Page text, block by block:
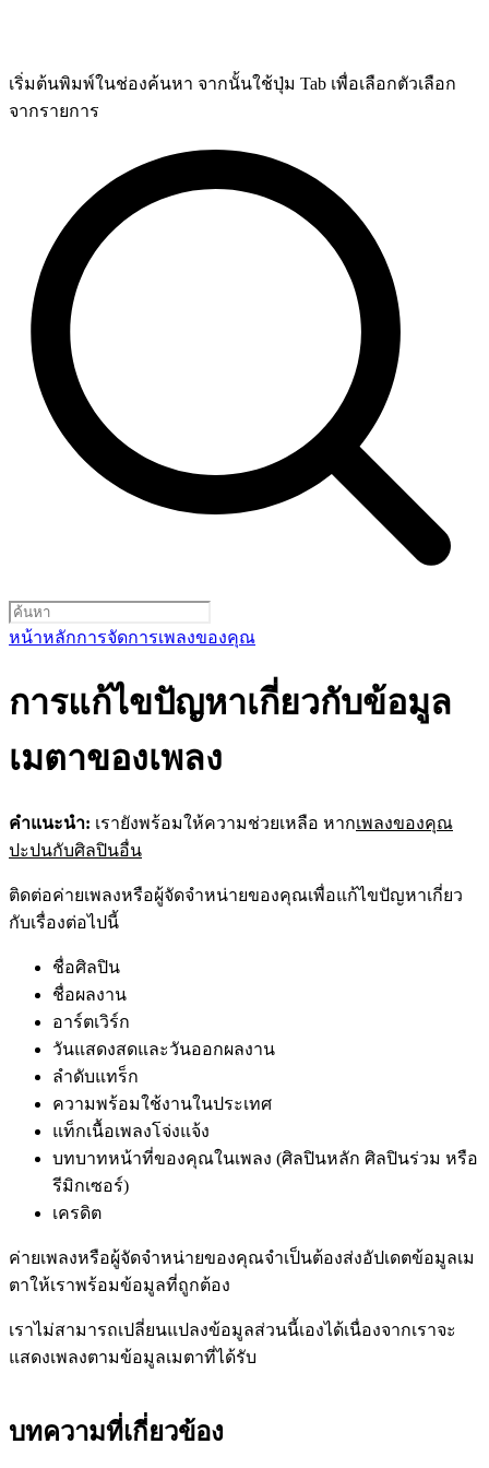
เริ่มต้นพิมพ์ในช่องค้นหา จากนั้นใช้ปุ่ม Tab เพื่อเลือกตัวเลือก
จากรายการ
หน้าหลักการจัดการเพลงของคุณ
การแก้ไขปัญหาเกี่ยวกับข้อมูล
เมตาของเพลง
คำแนะนำ: เรายังพร้อมให้ความช่วยเหลือ หากเพลงของคุณ
ปะปนกับศิลปินอื่น
ติดต่อค่ายเพลงหรือผู้จัดจำหน่ายของคุณเพื่อแก้ไขปัญหาเกี่ยว
กับเรื่องต่อไปนี้
ชื่อศิลปิน
ชื่อผลงาน
อาร์ตเวิร์ก
วันแสดงสดและวันออกผลงาน
ลำดับแทร็ก
ความพร้อมใช้งานในประเทศ
แท็กเนื้อเพลงโจ่งแจ้ง
บทบาทหน้าที่ของคุณในเพลง (ศิลปินหลัก ศิลปินร่วม หรือ
รีมิกเซอร์)
เครดิต
ค่ายเพลงหรือผู้จัดจำหน่ายของคุณจำเป็นต้องส่งอัปเดตข้อมูลเม
ตาให้เราพร้อมข้อมูลที่ถูกต้อง
เราไม่สามารถเปลี่ยนแปลงข้อมูลส่วนนี้เองได้เนื่องจากเราจะ
แสดงเพลงตามข้อมูลเมตาที่ได้รับ
บทความที่เกี่ยวข้อง